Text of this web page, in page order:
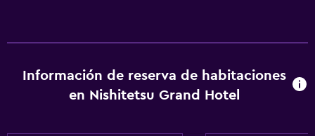
Información de reserva de habitaciones
en Nishitetsu Grand Hotel